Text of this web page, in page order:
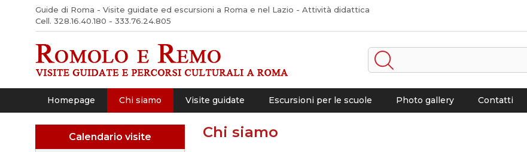
Guide di Roma - Visite guidate ed escursioni a Roma e nel Lazio - Attività didattica
Cell. 328.16.40.180 - 333.76.24.805
Homepage Chi siamo Visite guidate Escursioni per le scuole Photo gallery Contatti
Calendario visite Chi siamo